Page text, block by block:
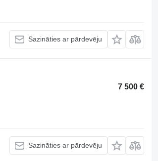
Sazināties ar pārdevēju
7 500 €
Sazināties ar pārdevēju